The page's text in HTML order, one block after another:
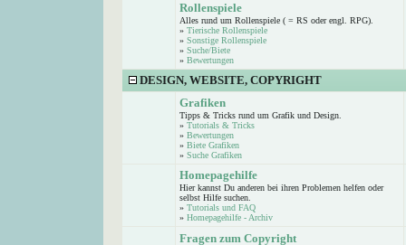
Rollenspiele
Alles rund um Rollenspiele ( = RS oder engl. RPG).
» Tierische Rollenspiele
» Sonstige Rollenspiele
» Suche/Biete
» Bewertungen
DESIGN, WEBSITE, COPYRIGHT
Grafiken
Tipps & Tricks rund um Grafik und Design.
» Tutorials & Tricks
» Bewertungen
» Biete Grafiken
» Suche Grafiken
Homepagehilfe
Hier kannst Du anderen bei ihren Problemen helfen oder
selbst Hilfe suchen.
» Tutorials und FAQ
» Homepagehilfe - Archiv
Fragen zum Copyright